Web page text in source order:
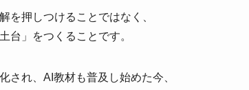
を押しつけることではなく、
台」をつくることです。
され、AI教材も普及し始めた今、